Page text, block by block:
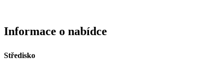
Informace o nabídce
Středisko